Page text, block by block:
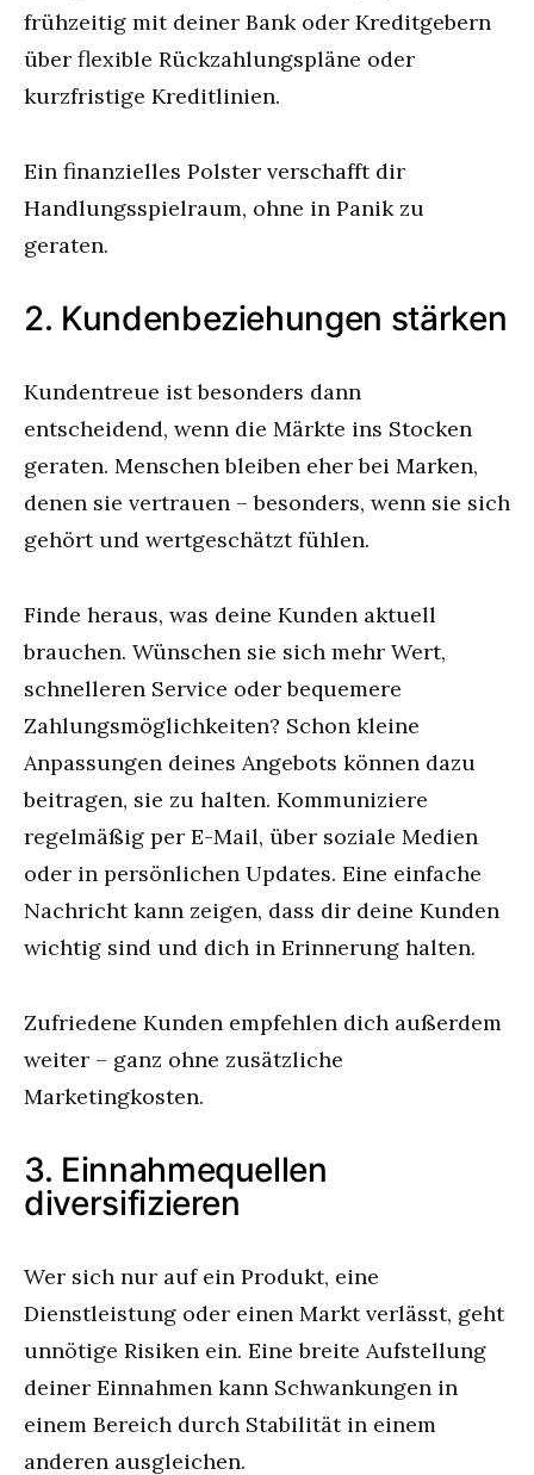
frühzeitig mit deiner Bank oder Kreditgebern
über flexible Rückzahlungspläne oder
kurzfristige Kreditlinien.
Ein finanzielles Polster verschafft dir
Handlungsspielraum, ohne in Panik zu
geraten.
2. Kundenbeziehungen stärken
Kundentreue ist besonders dann
entscheidend, wenn die Märkte ins Stocken
geraten. Menschen bleiben eher bei Marken,
denen sie vertrauen – besonders, wenn sie sich
gehört und wertgeschätzt fühlen.
Finde heraus, was deine Kunden aktuell
brauchen. Wünschen sie sich mehr Wert,
schnelleren Service oder bequemere
Zahlungsmöglichkeiten? Schon kleine
Anpassungen deines Angebots können dazu
beitragen, sie zu halten. Kommuniziere
regelmäßig per E-Mail, über soziale Medien
oder in persönlichen Updates. Eine einfache
Nachricht kann zeigen, dass dir deine Kunden
wichtig sind und dich in Erinnerung halten.
Zufriedene Kunden empfehlen dich außerdem
weiter – ganz ohne zusätzliche
Marketingkosten.
3. Einnahmequellen
diversifizieren
Wer sich nur auf ein Produkt, eine
Dienstleistung oder einen Markt verlässt, geht
unnötige Risiken ein. Eine breite Aufstellung
deiner Einnahmen kann Schwankungen in
einem Bereich durch Stabilität in einem
anderen ausgleichen.